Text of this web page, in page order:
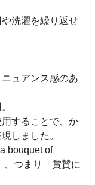
洗濯を繰り返せ
ュアンス感のあ
することで、か
しました。
bouquet of
つまり「賞賛に